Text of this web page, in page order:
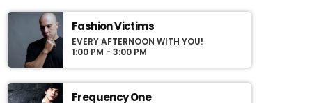
Presented by Crystal White
Programa con los exitos de Vicente
Fernandez y Juan Gabriel conducido por Jose
Villaseñor desde Las Vegas Nevada
Fashion Victims
EVERY AFTERNOON WITH YOU!
1:00 PM - 3:00 PM
Frequency One